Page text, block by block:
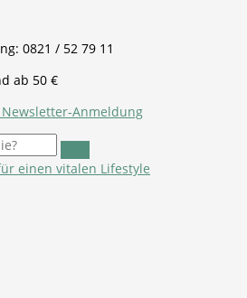
0821 / 52 79 11
ab 50 €
Anmeldung